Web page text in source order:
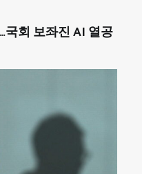
국회 보좌진 AI 열공